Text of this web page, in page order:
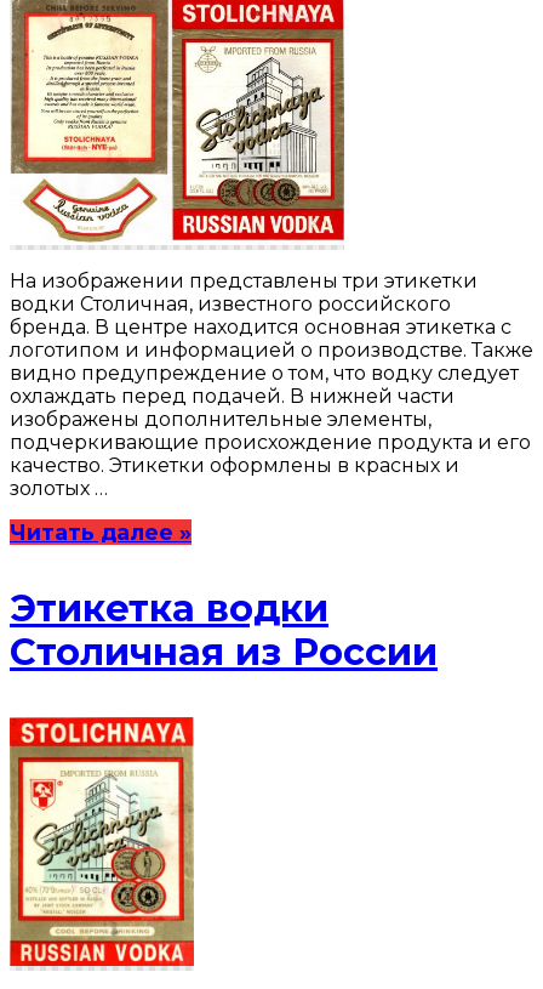
На изображении представлены три этикетки
водки Столичная, известного российского
бренда. В центре находится основная этикетка с
логотипом и информацией о производстве. Также
видно предупреждение о том, что водку следует
охлаждать перед подачей. В нижней части
изображены дополнительные элементы,
подчеркивающие происхождение продукта и его
качество. Этикетки оформлены в красных и
золотых …
Читать далее »
Этикетка водки
Столичная из России